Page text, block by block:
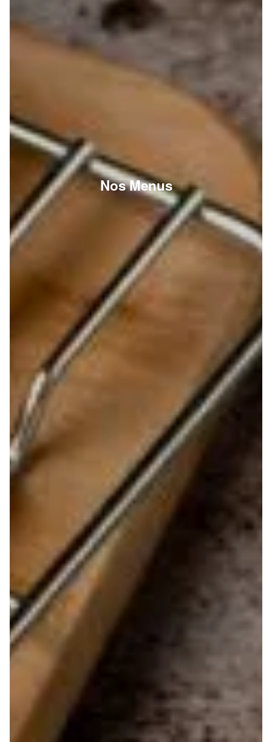
Nos Menus